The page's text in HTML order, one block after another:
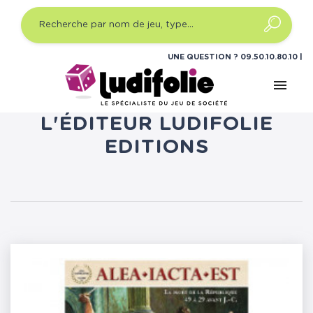
UNE QUESTION ? 09.50.10.80.10
menu
LISTE DES PRODUITS DE
L'ÉDITEUR LUDIFOLIE
EDITIONS